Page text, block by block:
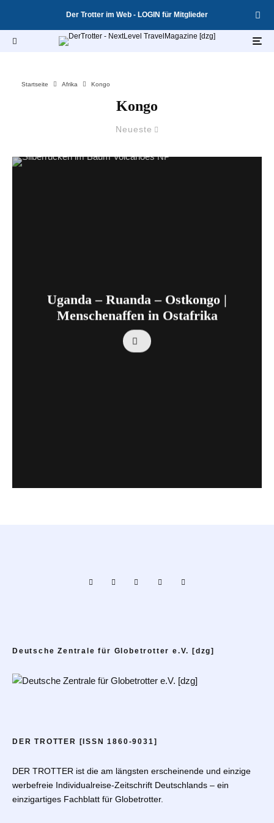
Der Trotter im Web - LOGIN für Mitglieder
Startseite Afrika Kongo
Kongo
Neueste
Uganda – Ruanda – Ostkongo |
Menschenaffen in Ostafrika
Deutsche Zentrale für Globetrotter e.V. [dzg]
DER TROTTER [ISSN 1860-9031]
DER TROTTER ist die am längsten erscheinende und einzige
werbefreie Individualreise-Zeitschrift Deutschlands – ein
einzigartiges Fachblatt für Globetrotter.